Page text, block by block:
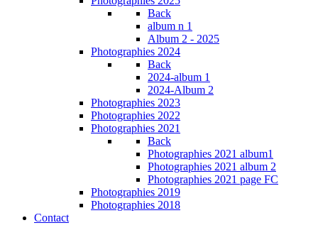
Back
album n 1
Album 2 - 2025
Photographies 2024
Back
2024-album 1
2024-Album 2
Photographies 2023
Photographies 2022
Photographies 2021
Back
Photographies 2021 album1
Photographies 2021 album 2
Photographies 2021 page FC
Photographies 2019
Photographies 2018
Contact